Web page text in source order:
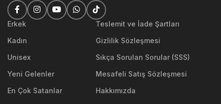
Erkek
Kadın
Unisex
Yeni Gelenler
En Çok Satanlar
Teslemit ve İade Şartları
Gizlilik Sözleşmesi
Sıkça Sorulan Sorular (SSS)
Mesafeli Satış Sözleşmesi
Hakkımızda